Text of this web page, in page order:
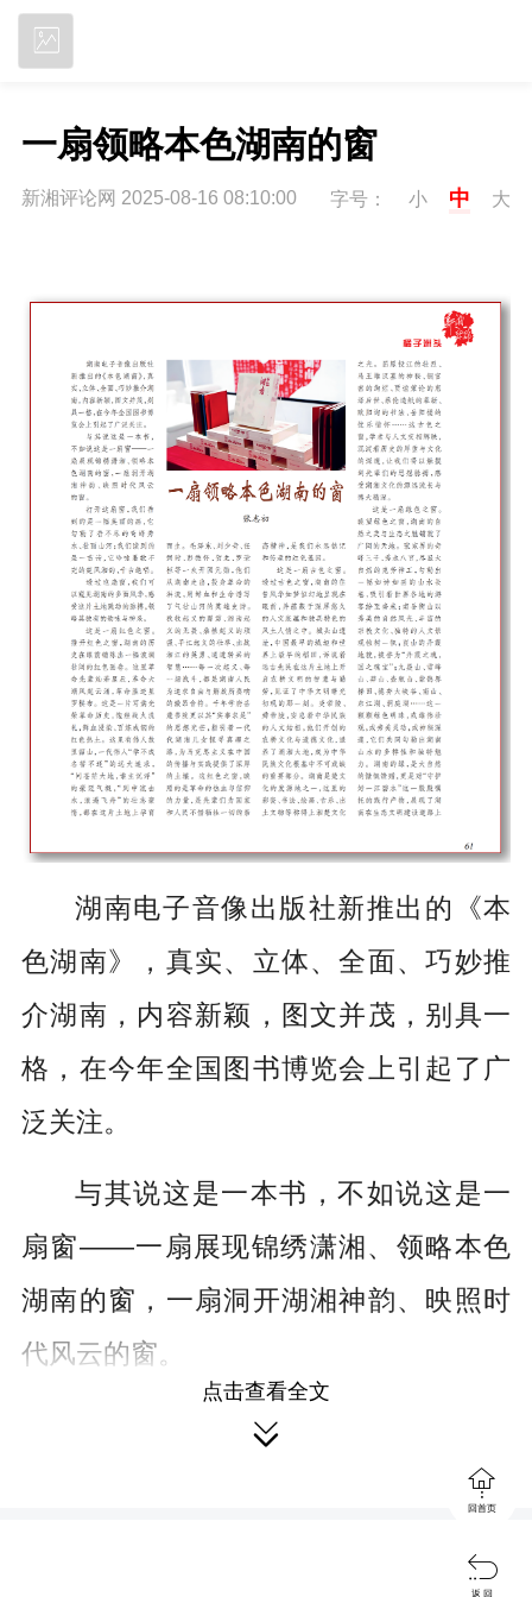
一扇领略本色湖南的窗
新湘评论网 2025-08-16 08:10:00 字号： 小 中 大
湖南电子音像出版社新推出的《本
色湖南》，真实、立体、全面、巧妙推
介湖南，内容新颖，图文并茂，别具一
格，在今年全国图书博览会上引起了广
泛关注。
与其说这是一本书，不如说这是一
扇窗——一扇展现锦绣潇湘、领略本色
湖南的窗，一扇洞开湖湘神韵、映照时
代风云的窗。
打开这扇窗，我们看到的是一幅美
丽的画，它勾勒了看不尽的奇峰秀水、
点击查看全文


回首页

返 回